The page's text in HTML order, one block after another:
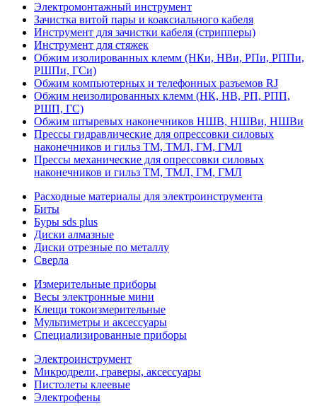
Электромонтажный инструмент
Зачистка витой пары и коаксиального кабеля
Инструмент для зачистки кабеля (стрипперы)
Инструмент для стяжек
Обжим изолированных клемм (НКи, НВи, РПи, РППи,
РШПи, ГСи)
Обжим компьютерных и телефонных разъемов RJ
Обжим неизолированных клемм (НК, НВ, РП, РПП,
РШП, ГС)
Обжим штыревых наконечников НШВ, НШВи, НШВи
Прессы гидравлические для опрессовки силовых
наконечников и гильз ТМ, ТМЛ, ГМ, ГМЛ
Прессы механические для опрессовки силовых
наконечников и гильз ТМ, ТМЛ, ГМ, ГМЛ
Расходные материалы для электроинструмента
Биты
Буры sds plus
Диски алмазные
Диски отрезные по металлу
Сверла
Измерительные приборы
Весы электронные мини
Клещи токоизмерительные
Мультиметры и аксессуары
Специализированные приборы
Электроинструмент
Микродрели, граверы, аксессуары
Пистолеты клеевые
Электрофены